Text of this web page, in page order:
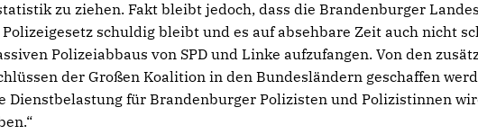
zu ziehen. Fakt bleibt jedoch, dass die Brandenburger
schuldig bleibt und es auf absehbare Zeit auch nicht
Polizeiabbaus von SPD und Linke aufzufangen. Von den
der Großen Koalition in den Bundesländern geschaffen
Dienstbelastung für Brandenburger Polizisten und Polizistinnen